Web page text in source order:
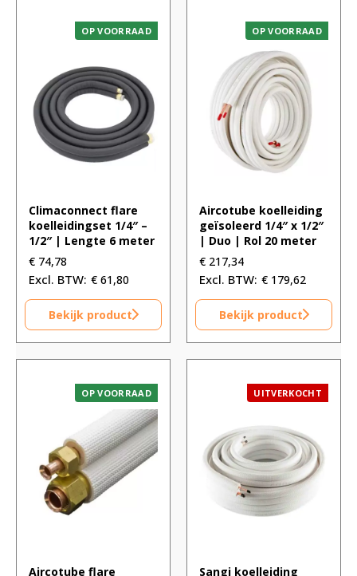
OP VOORRAAD
Climaconnect flare
koelleidingset 1/4″ –
1/2″ | Lengte 6 meter
€ 74,78
€ 61,80
Bekijk product
OP VOORRAAD
Aircotube koelleiding
geïsoleerd 1/4″ x 1/2″
| Duo | Rol 20 meter
€ 217,34
€ 179,62
Bekijk product
OP VOORRAAD
Aircotube flare
UITVERKOCHT
Sangi koelleiding